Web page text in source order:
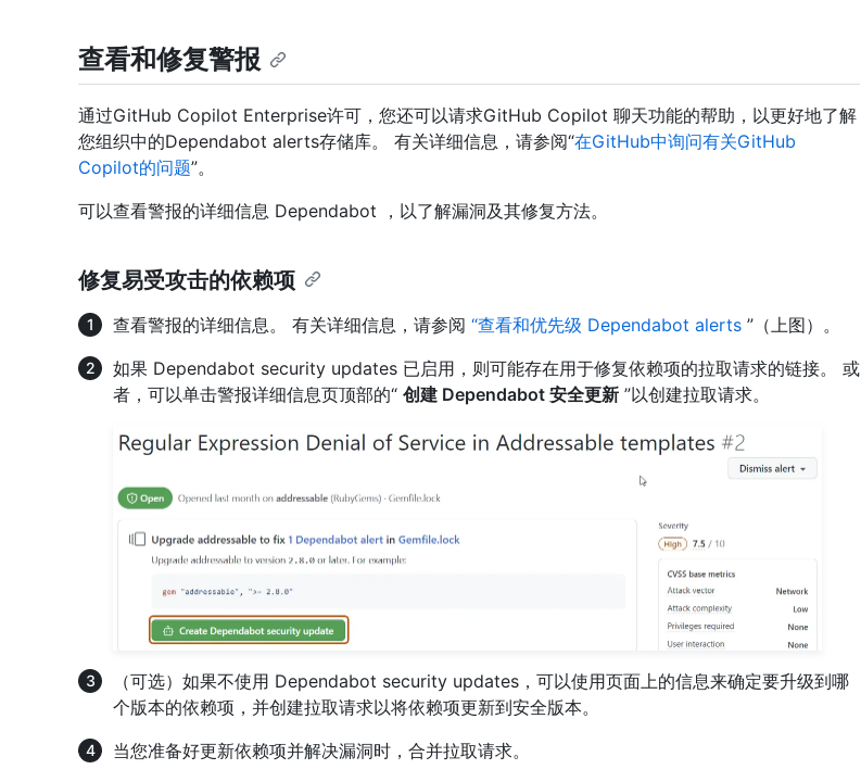
查看和修复警报
通过GitHub Copilot Enterprise许可，您还可以请求GitHub Copilot 聊天功能的帮助，以更好地了解
您组织中的Dependabot alerts存储库。 有关详细信息，请参阅“在GitHub中询问有关GitHub
Copilot的问题”。
可以查看警报的详细信息 Dependabot ，以了解漏洞及其修复方法。
修复易受攻击的依赖项
查看警报的详细信息。 有关详细信息，请参阅 “查看和优先级 Dependabot alerts ”（上图）。
如果 Dependabot security updates 已启用，则可能存在用于修复依赖项的拉取请求的链接。 或
者，可以单击警报详细信息页顶部的“ 创建 Dependabot 安全更新 ”以创建拉取请求。
（可选）如果不使用 Dependabot security updates，可以使用页面上的信息来确定要升级到哪
个版本的依赖项，并创建拉取请求以将依赖项更新到安全版本。
当您准备好更新依赖项并解决漏洞时，合并拉取请求。